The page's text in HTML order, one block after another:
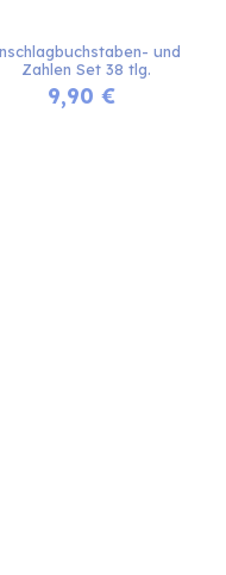
und
Zahlen Set 38 tlg.
9,90 €